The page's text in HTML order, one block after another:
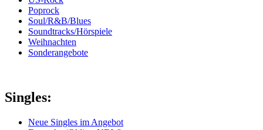
Poprock
Soul/R&B/Blues
Soundtracks/Hörspiele
Weihnachten
Sonderangebote
Singles:
Neue Singles im Angebot